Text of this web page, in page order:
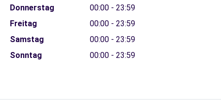
Donnerstag
00:00 - 23:59
Freitag
00:00 - 23:59
Samstag
00:00 - 23:59
Sonntag
00:00 - 23:59